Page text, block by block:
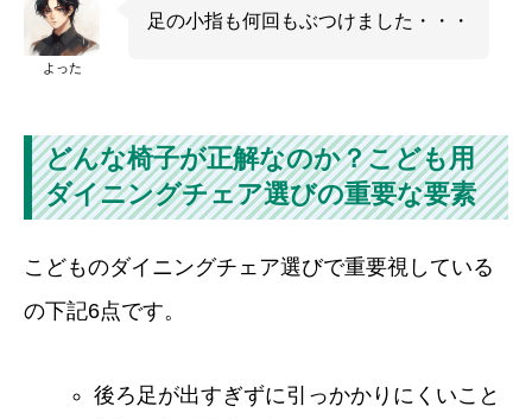
よった
足の小指も何回もぶつけました・・・
どんな椅子が正解なのか？こども用
ダイニングチェア選びの重要な要素
こどものダイニングチェア選びで重要視している
の下記6点です。
後ろ足が出すぎずに引っかかりにくいこと